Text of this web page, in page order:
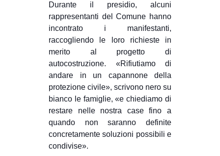
Durante il presidio, alcuni
rappresentanti del Comune hanno
incontrato i manifestanti,
raccogliendo le loro richieste in
merito al progetto di
autocostruzione. «Rifiutiamo di
andare in un capannone della
protezione civile», scrivono nero su
bianco le famiglie, «e chiediamo di
restare nelle nostra case fino a
quando non saranno definite
concretamente soluzioni possibili e
condivise».